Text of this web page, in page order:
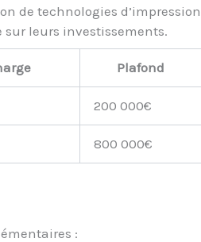
de technologies d’impression
sur leurs investissements.
Plafond
200 000€
800 000€
: